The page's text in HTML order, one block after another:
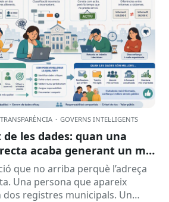
· GOVERNS INTEL·LIGENTS
les dades: quan una
acaba generant un mal
que no arriba perquè l’adreça
Una persona que apareix
dos registres municipals. Un